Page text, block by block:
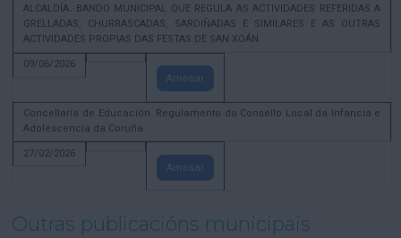
ALCALDÍA. BANDO MUNICIPAL QUE REGULA AS ACTIVIDADES REFERIDAS A
GRELLADAS, CHURRASCADAS, SARDIÑADAS E SIMILARES E AS OUTRAS
ACTIVIDADES PROPIAS DAS FESTAS DE SAN XOÁN
09/06/2026
Amosar
Concellaría de Educación. Regulamento do Consello Local da Infancia e
Adolescencia da Coruña
27/02/2026
Amosar
Outras publicacións municipais